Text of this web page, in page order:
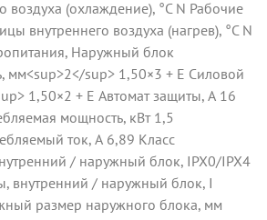
воздуха (охлаждение), °C N Рабочие
внутреннего воздуха (нагрев), °C N
Наружный блок
sup> 1,50×3 + E Силовой
1,50×2 + E Автомат защиты, А 16
мощность, кВт 1,5
ток, А 6,89 Класс
/ наружный блок, IPX0/IPX4
внутренний / наружный блок, I
размер наружного блока, мм